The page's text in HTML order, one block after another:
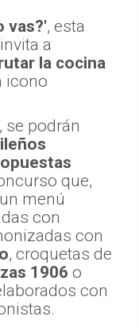
vas?', esta
a
la cocina
icono
, se podrán
que,
menú
con
con
, croquetas de
1906 o
con